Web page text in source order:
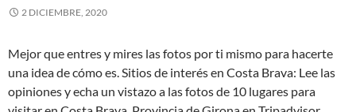
2 DICIEMBRE, 2020
Mejor que entres y mires las fotos por ti mismo para hacerte
una idea de cómo es. Sitios de interés en Costa Brava: Lee las
opiniones y echa un vistazo a las fotos de 10 lugares para